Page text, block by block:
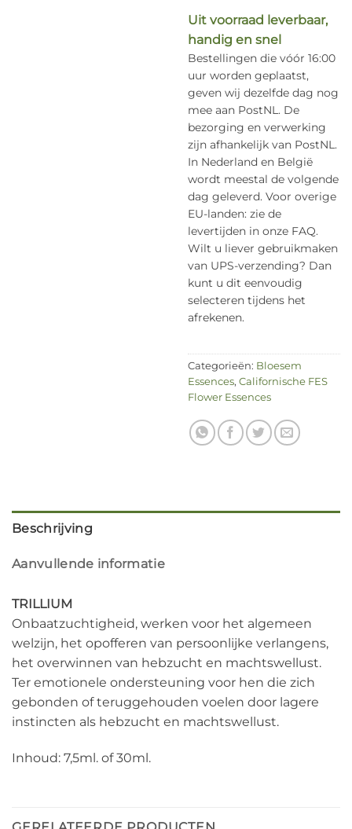
Uit voorraad leverbaar,
handig en snel
Bestellingen die vóór 16:00
uur worden geplaatst,
geven wij dezelfde dag nog
mee aan PostNL. De
bezorging en verwerking
zijn afhankelijk van PostNL.
In Nederland en België
wordt meestal de volgende
dag geleverd. Voor overige
EU-landen: zie de
levertijden in onze FAQ.
Wilt u liever gebruikmaken
van UPS-verzending? Dan
kunt u dit eenvoudig
selecteren tijdens het
afrekenen.
Categorieën: Bloesem
Essences, Californische FES
Flower Essences
Beschrijving
Aanvullende informatie
TRILLIUM
Onbaatzuchtigheid, werken voor het algemeen
welzijn, het opofferen van persoonlijke verlangens,
het overwinnen van hebzucht en machtswellust.
Ter emotionele ondersteuning voor hen die zich
gebonden of teruggehouden voelen door lagere
instincten als hebzucht en machtswellust.
Inhoud: 7,5ml. of 30ml.